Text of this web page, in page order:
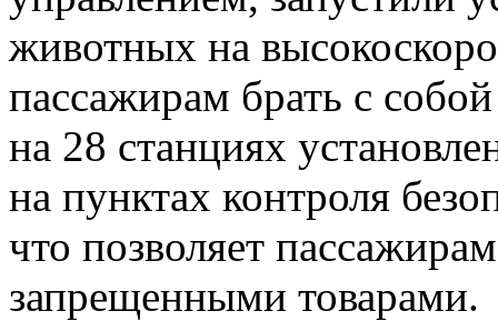
животных на
пассажирам брать с
на 28 станциях
на пунктах контроля
что позволяет
запрещенными товарами.